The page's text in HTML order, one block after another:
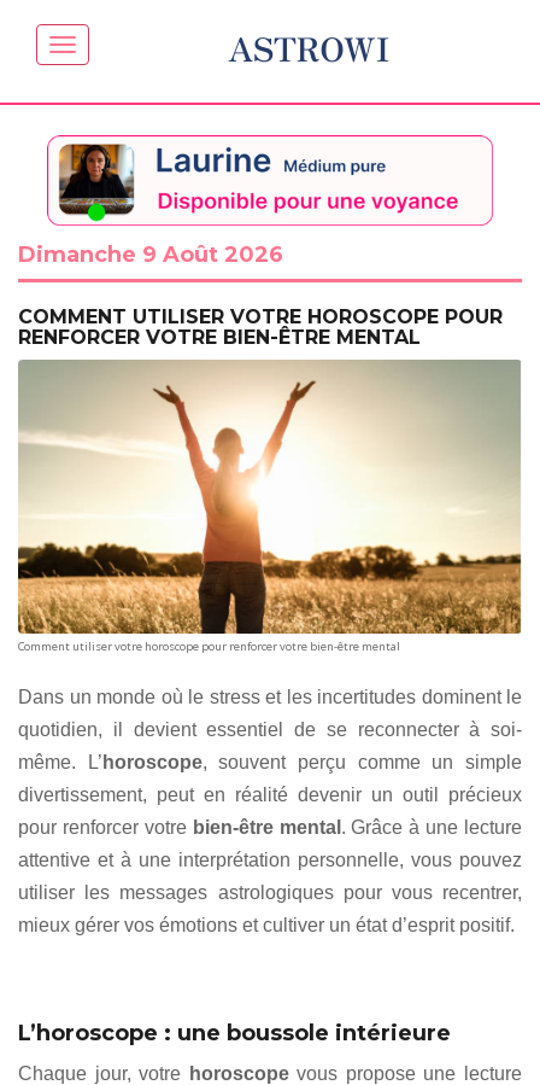
ASTROWI
Dimanche 9 Août 2026
COMMENT UTILISER VOTRE HOROSCOPE POUR
RENFORCER VOTRE BIEN-ÊTRE MENTAL
Comment utiliser votre horoscope pour renforcer votre bien-être mental
Dans un monde où le stress et les incertitudes dominent le
quotidien, il devient essentiel de se reconnecter à soi-
même. L’ horoscope, souvent perçu comme un simple
divertissement, peut en réalité devenir un outil précieux
pour renforcer votre bien-être mental . Grâce à une lecture
attentive et à une interprétation personnelle, vous pouvez
utiliser les messages astrologiques pour vous recentrer,
mieux gérer vos émotions et cultiver un état d’esprit positif.
L’horoscope : une boussole intérieure
Chaque jour, votre horoscopevous propose une lecture